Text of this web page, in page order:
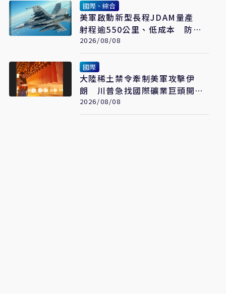
國際、綜合
美軍啟動新型長程JDAM量產
射程逾550公里、低成本 防區
外打擊新利器
2026/08/08
國際
大陸稀土禁令牽制美軍攻擊伊
朗 川普急找國際礦業巨頭開會
反制
2026/08/08